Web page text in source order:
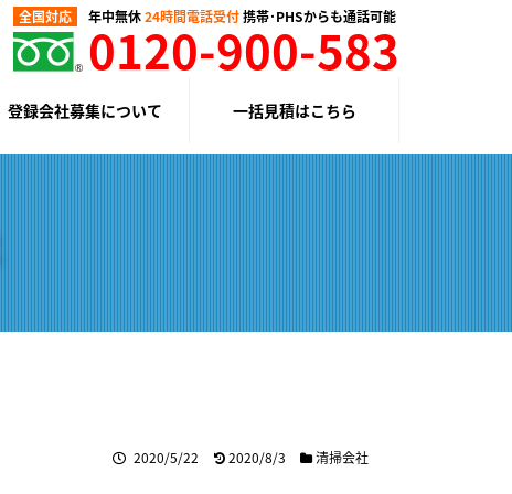
全国対応 年中無休24時間電話受付携帯･PHSからも通話可能
0120-900-583
登録会社募集について 一括見積はこちら
2020/5/22 2020/8/3 清掃会社